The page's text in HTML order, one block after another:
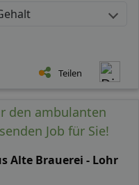
Teilen
den ambulanten
Job für Sie!
Alte Brauerei - Lohr